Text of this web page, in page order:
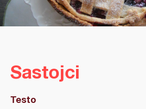
Sastojci
Testo